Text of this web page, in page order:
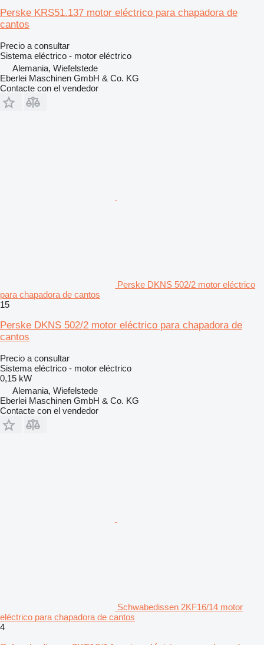
Perske KRS51.137 motor eléctrico para chapadora de
cantos
Precio a consultar
Sistema eléctrico - motor eléctrico
Alemania, Wiefelstede
Eberlei Maschinen GmbH & Co. KG
Contacte con el vendedor
Perske DKNS 502/2 motor eléctrico
para chapadora de cantos
15
Perske DKNS 502/2 motor eléctrico para chapadora de
cantos
Precio a consultar
Sistema eléctrico - motor eléctrico
0,15 kW
Alemania, Wiefelstede
Eberlei Maschinen GmbH & Co. KG
Contacte con el vendedor
Schwabedissen 2KF16/14 motor
eléctrico para chapadora de cantos
4